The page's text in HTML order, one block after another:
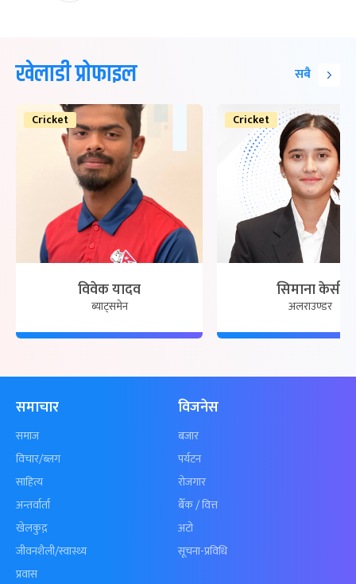
खेलाडी प्रोफाइल सबै
Cricket
विवेक यादव
ब्याट्समेन
Cricket
सिमाना केसी
अलराउण्डर
समाचार
समाज
विचार/ब्लग
साहित्य
अन्तर्वार्ता
खेलकुद़़
जीवनशैली/स्वास्थ्य
प्रवास
विजनेस
बजार
पर्यटन
रोजगार
बैँक / वित्त
अटो
सूचना-प्रविधि